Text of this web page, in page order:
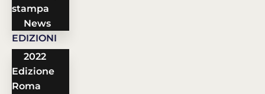
stampa
News
EDIZIONI
2022
Edizione
Roma